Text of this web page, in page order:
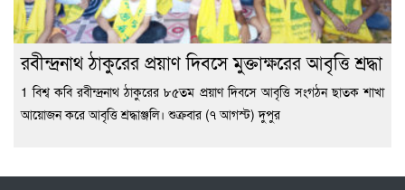
রবীন্দ্রনাথ ঠাকুরের প্রয়াণ দিবসে মুক্তাক্ষরের আবৃত্তি শ্রদ্ধা
1 বিশ্ব কবি রবীন্দ্রনাথ ঠাকুরের ৮৫তম প্রয়াণ দিবসে আবৃত্তি সংগঠন ছাতক শাখা
আয়োজন করে আবৃত্তি শ্রদ্ধাঞ্জলি। শুক্রবার (৭ আগস্ট) দুপুর